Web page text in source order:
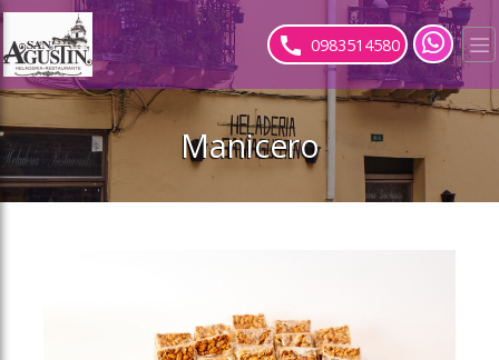
slideout menu. 0983514580
Manicero